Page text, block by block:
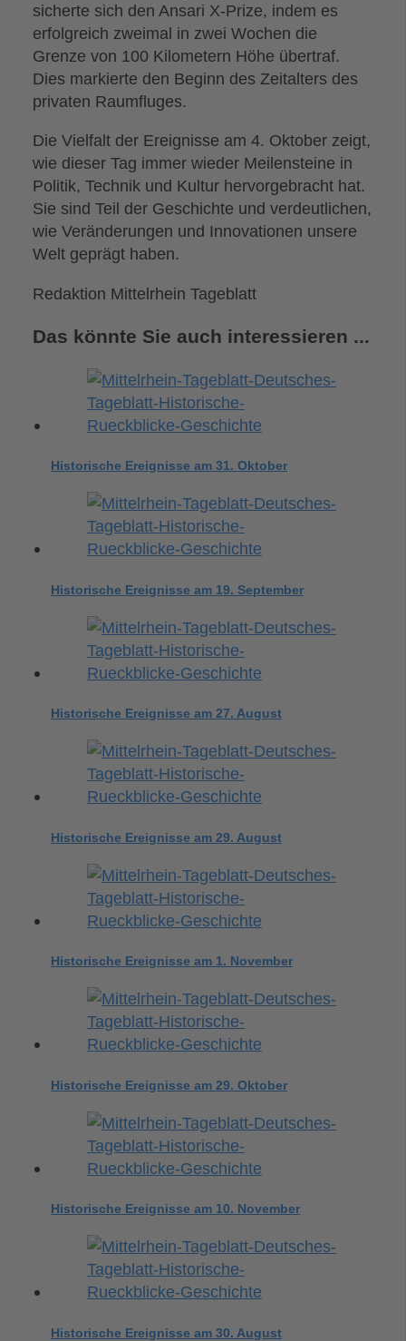
sicherte sich den Ansari X-Prize, indem es
erfolgreich zweimal in zwei Wochen die
Grenze von 100 Kilometern Höhe übertraf.
Dies markierte den Beginn des Zeitalters des
privaten Raumfluges.
Die Vielfalt der Ereignisse am 4. Oktober zeigt,
wie dieser Tag immer wieder Meilensteine in
Politik, Technik und Kultur hervorgebracht hat.
Sie sind Teil der Geschichte und verdeutlichen,
wie Veränderungen und Innovationen unsere
Welt geprägt haben.
Redaktion Mittelrhein Tageblatt
Das könnte Sie auch interessieren ...
Historische Ereignisse am 31. Oktober
Historische Ereignisse am 19. September
Historische Ereignisse am 27. August
Historische Ereignisse am 29. August
Historische Ereignisse am 1. November
Historische Ereignisse am 29. Oktober
Historische Ereignisse am 10. November
Historische Ereignisse am 30. August